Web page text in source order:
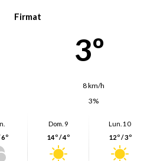
Firmat
3º
8 km/h
3%
6º
Dom. 9
14º / 4º
Lun. 10
12º / 3º